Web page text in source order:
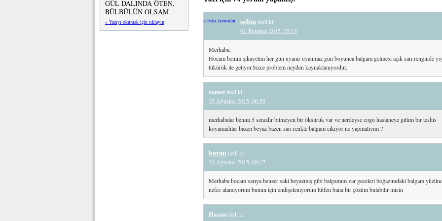
GÜL DALINDA ÖTEN,
BÜLBÜLÜN OLSAM
» Yazıyı okumak için tıklayın « Eski yorumlar selimdedi ki:
01 Temmuz 2015, 15:13
Merhaba,
Hocam benim şikayetim her gün uyanır uyanmaz gün boyunca balgam gelmesi açık sarı renginde
tükürük ile geliyor.Sizce problem neyden kaynaklanıyordur.
sametdedi ki:
15 Ağustos 2015, 06:58
merhabalar benım 5 senedir bitmeyen bir öksürük var ve nerdeyse cogu hastaneye gıttım bir teshis
koyamadılar bazen beyaz bazen sarı renkte balgam cıkıyor ne yapmalıyım ?
barandedi ki:
24 Ağustos 2015, 08:17
Merhaba hocam sarıya benzer saki beyazmış gibi balgamım var geceleri boğazımdaki balgam
nefes alamıyorum bunun için endişeleniyorum lütfen bana bir çözüm bulabilir misin
Hasandedi ki: